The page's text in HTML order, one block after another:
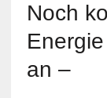
Noch
an –